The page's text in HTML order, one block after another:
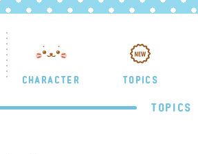
CHARACTER TOPICS
TOPICS